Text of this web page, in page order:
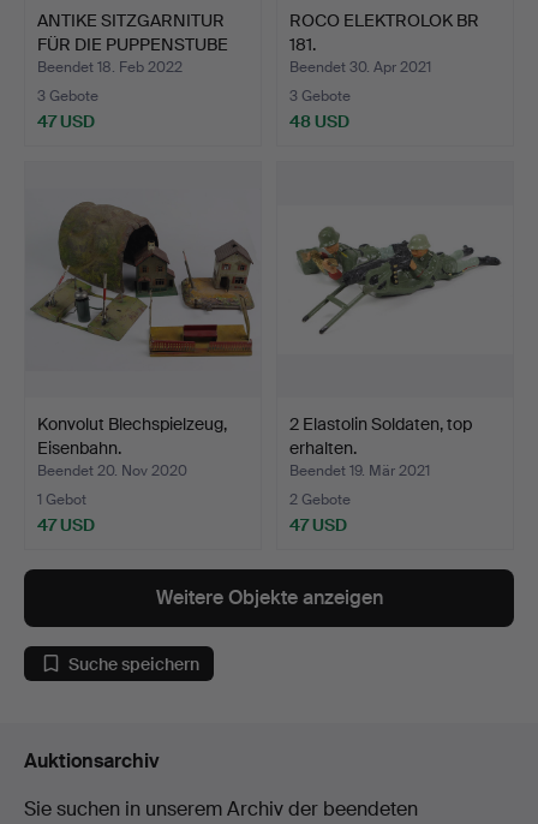
ANTIKE SITZGARNITUR
FÜR DIE PUPPENSTUBE
UM…
Beendet 18. Feb 2022
3 Gebote
47 USD
ROCO ELEKTROLOK BR
181.
Beendet 30. Apr 2021
3 Gebote
48 USD
Konvolut Blechspielzeug,
Eisenbahn.
Beendet 20. Nov 2020
1 Gebot
47 USD
2 Elastolin Soldaten, top
erhalten.
Beendet 19. Mär 2021
2 Gebote
47 USD
Weitere Objekte anzeigen
Suche speichern
Auktionsarchiv
Sie suchen in unserem Archiv der beendeten